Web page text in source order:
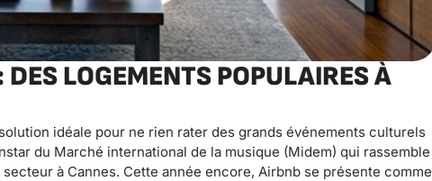
LOGEMENTS POPULAIRES À
idéale pour ne rien rater des grands événements culturels
du Marché international de la musique (Midem) qui rassemble
à Cannes. Cette année encore, Airbnb se présente comme